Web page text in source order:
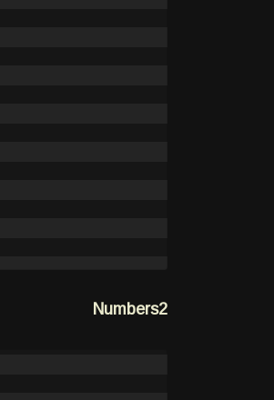
Numbers2